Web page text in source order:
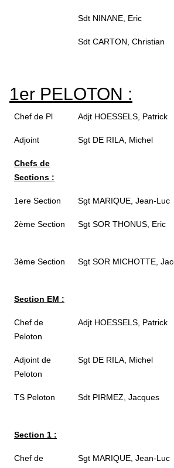
Sdt NINANE, Eric
Sdt CARTON, Christian
1er PELOTON :
Chef de Pl Adjt HOESSELS, Patrick
Adjoint Sgt DE RILA, Michel
Chefs de
Sections :
1ere Section Sgt MARIQUE, Jean-Luc
2ème Section Sgt SOR THONUS, Eric
3ème Section Sgt SOR MICHOTTE,
Section EM :
Chef de
Peloton
Adjt HOESSELS, Patrick
Adjoint de
Peloton
Sgt DE RILA, Michel
TS Peloton Sdt PIRMEZ, Jacques
Section 1 :
Chef de
Sgt MARIQUE, Jean-Luc